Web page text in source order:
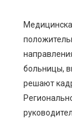
больницы,
решают